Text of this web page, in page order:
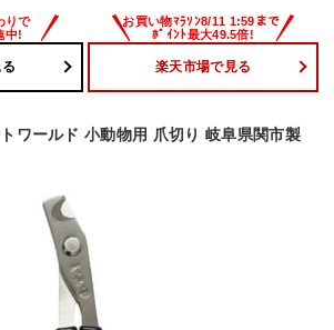
楽天市場で見る
ワールド 小動物用 爪切り 岐阜県関市製